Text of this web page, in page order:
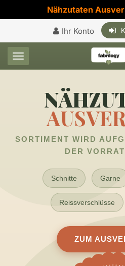
Nähzutaten
Ihr Konto
Toggle navigation
SORTIMENT WIRD
DER
Schnitte Garne
Reissverschlüsse
ZUM